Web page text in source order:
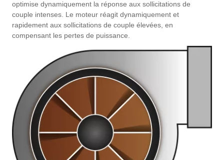
optimise dynamiquement la réponse aux sollicitations de
couple intenses. Le moteur réagit dynamiquement et
rapidement aux sollicitations de couple élevées, en
compensant les pertes de puissance.